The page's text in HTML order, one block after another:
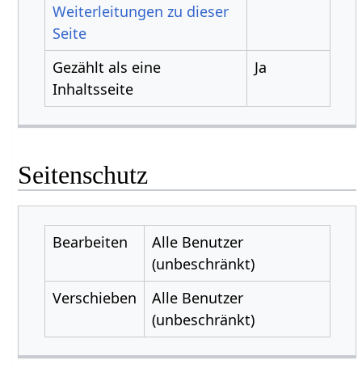
Weiterleitungen zu dieser
Seite
Gezählt als eine
Inhaltsseite
Ja
Seitenschutz
Bearbeiten
Alle Benutzer
(unbeschränkt)
Verschieben
Alle Benutzer
(unbeschränkt)